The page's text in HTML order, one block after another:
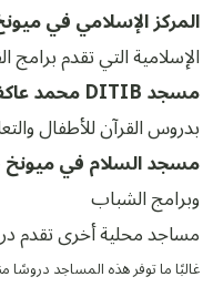
المركز الإسلامي في
الإسلامية التي تقدم برامج
مسجد DITIB محمد عاكف في ميونخ
بدروس القرآن للأطفال
مسجد السلام في ميونخ
وبرامج الشباب
مساجد محلية أخرى تقدم
غالبًا ما توفر هذه المساجد